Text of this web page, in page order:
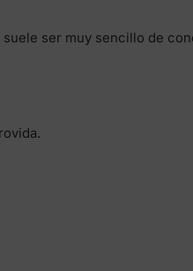
ser muy sencillo de